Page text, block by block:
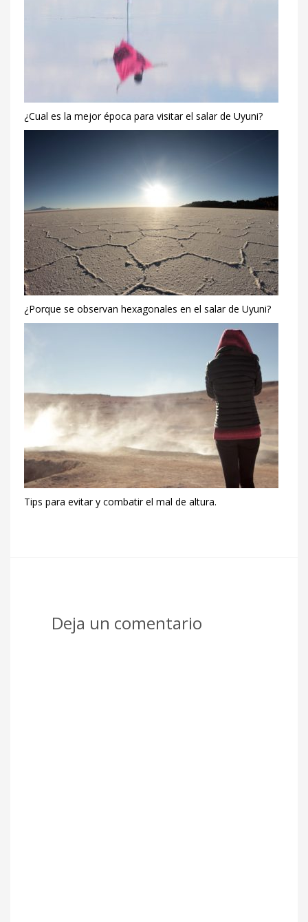
¿Cual es la mejor época para visitar el salar de Uyuni?
¿Porque se observan hexagonales en el salar de Uyuni?
Tips para evitar y combatir el mal de altura.
Deja un comentario